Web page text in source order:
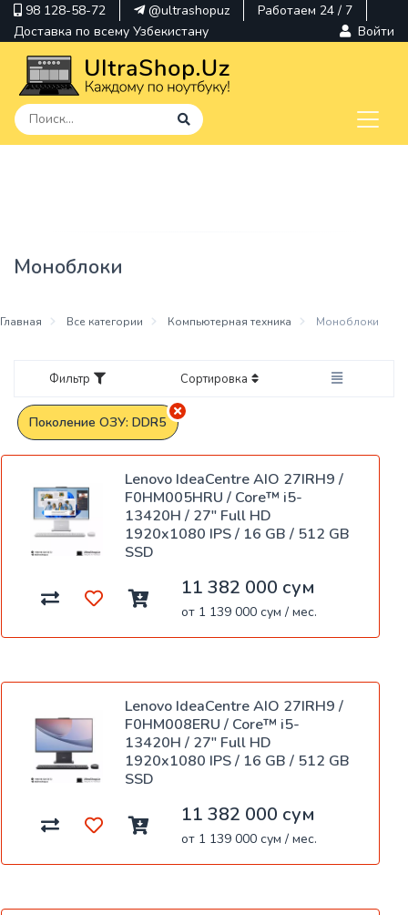
98 128-58-72 @ultrashopuz
Работаем 24 / 7
Доставка по всему Узбекистану
Войти
Hp
Моноблоки
Главная Все категории Компьютерная техника Моноблоки
Фильтр Сортировка
Поколение ОЗУ: DDR5
Lenovo IdeaCentre AIO 27IRH9 /
F0HM005HRU / Core™ i5-
13420H / 27" Full HD
1920x1080 IPS / 16 GB / 512 GB
SSD
11 382 000 сум
от 1 139 000 сум / мес.
Lenovo IdeaCentre AIO 27IRH9 /
F0HM008ERU / Core™ i5-
13420H / 27" Full HD
1920x1080 IPS / 16 GB / 512 GB
SSD
11 382 000 сум
от 1 139 000 сум / мес.